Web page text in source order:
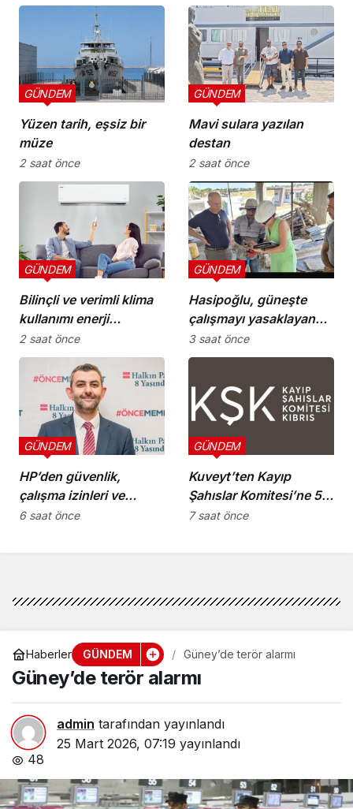
Yüzen tarih, eşsiz bir
müze
GÜNDEM
2 saat önce
Mavi sulara yazılan
destan
GÜNDEM
2 saat önce
Bilinçli ve verimli klima
kullanımı enerji
tüketimini azaltıyor
GÜNDEM
2 saat önce
Hasipoğlu, güneşte
çalışmayı yasaklayan
kararın uygulanmasını
Yeniboğaziçi’nde
GÜNDEM
3 saat önce
HP’den güvenlik,
çalışma izinleri ve
yurttaşlık
GÜNDEM
6 saat önce
Kuveyt’ten Kayıp
Şahıslar Komitesi’ne 50
bin dolar katkı
GÜNDEM
7 saat önce
Haberler GÜNDEM Güney’de terör alarmı
Güney’de terör alarmı
admin tarafından yayınlandı
25 Mart 2026, 07:19 yayınlandı
48